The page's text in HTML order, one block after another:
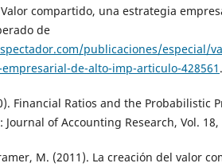
Valor compartido, una estrategia
de
publicaciones/especial/
de-alto-imp-articulo-428561 .
Financial Ratios and the Probabilistic
Journal of Accounting Research, Vol.
M. (2011). La creación del valor